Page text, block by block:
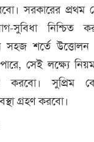
সরকারের প্রথম
সুবিধা নিশ্চিত
সহজ শর্তে
সেই লক্ষ্যে
করবো। সুপ্রিম
গ্রহণ করবো।